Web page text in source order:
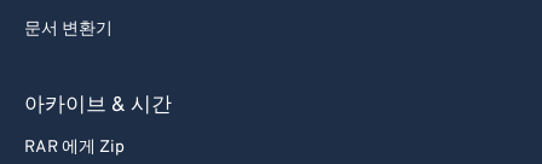
문서 변환기
아카이브 & 시간
RAR 에게 Zip